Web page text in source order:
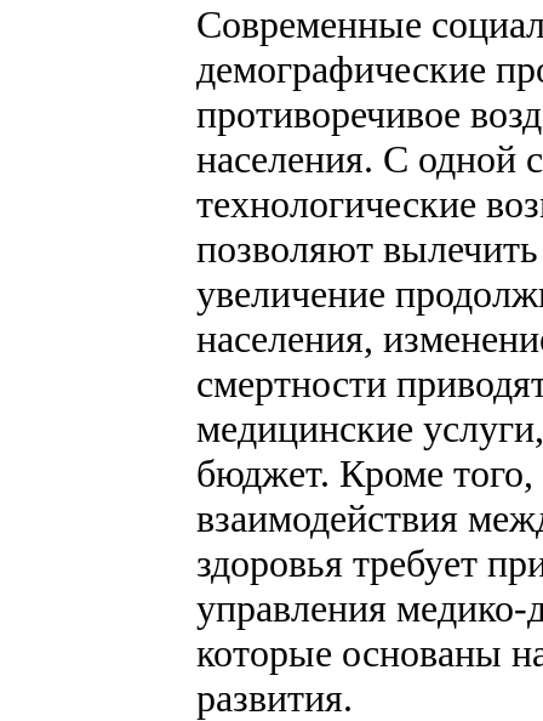
Современные
демографические
противоречивое
населения. С одной
технологические
позволяют
увеличение
населения,
смертности
медицинские
бюджет. Кроме того,
взаимодействия
здоровья требует
управления
которые основаны
развития.